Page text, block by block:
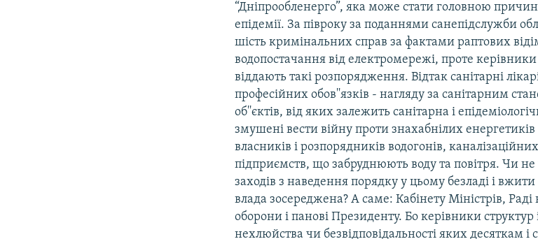
“Дніпрообленерго”, яка може стати головною
епідемії. За півроку за поданнями санепідслужби
шість кримінальних справ за фактами раптових
водопостачання від електромережі, проте керівники
віддають такі розпорядження. Відтак санітарні
професійних обов''язків - нагляду за санітарним
об''єктів, від яких залежить санітарна і
змушені вести війну проти знахабнілих енергетиків
власників і розпорядників водогонів,
підприємств, що забруднюють воду та повітря. Чи
заходів з наведення порядку у цьому безладі і
влада зосереджена? А саме: Кабінету Міністрів, Раді
оборони і панові Президенту. Бо керівники структур і
нехлюйства чи безвідповідальності яких десяткам